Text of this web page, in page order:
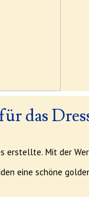
das
Mit der
eine schöne